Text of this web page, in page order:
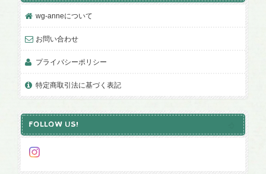
wg-anneについて
お問い合わせ
プライバシーポリシー
特定商取引法に基づく表記
FOLLOW US!